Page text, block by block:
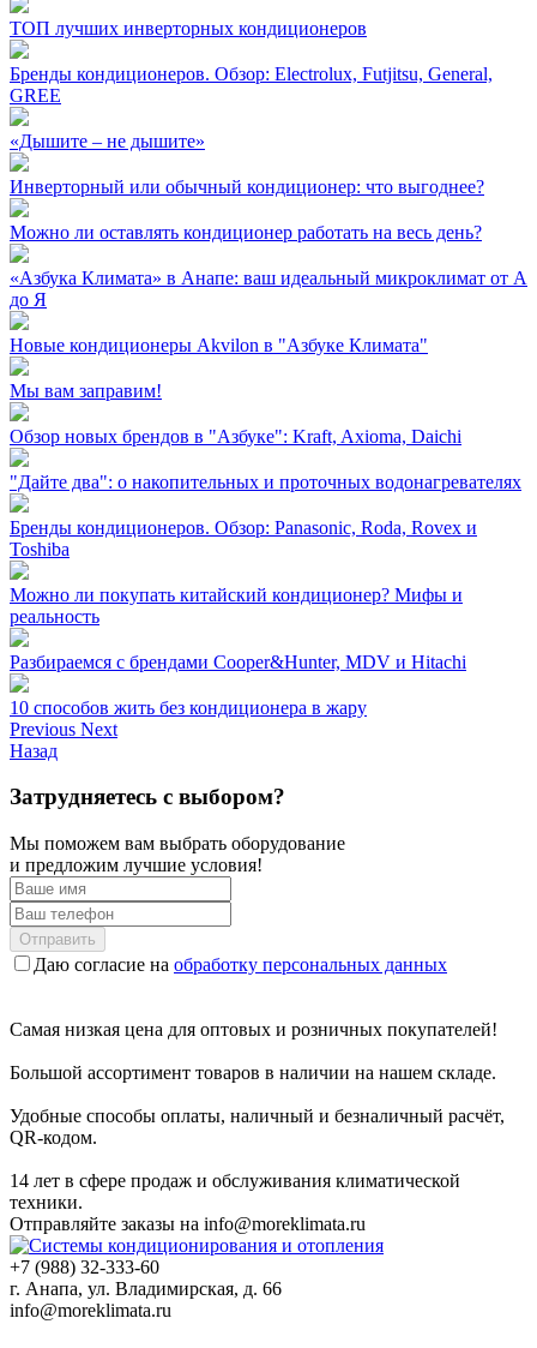
ТОП лучших инверторных кондиционеров
Бренды кондиционеров. Обзор: Electrolux, Futjitsu, General,
GREE
«Дышите – не дышите»
Инверторный или обычный кондиционер: что выгоднее?
Можно ли оставлять кондиционер работать на весь день?
«Азбука Климата» в Анапе: ваш идеальный микроклимат от А
до Я
Новые кондиционеры Akvilon в "Азбуке Климата"
Мы вам заправим!
Обзор новых брендов в "Азбуке": Kraft, Axioma, Daichi
"Дайте два": о накопительных и проточных водонагревателях
Бренды кондиционеров. Обзор: Panasonic, Roda, Rovex и
Toshiba
Можно ли покупать китайский кондиционер? Мифы и
реальность
Разбираемся с брендами Cooper&Hunter, MDV и Hitachi
10 способов жить без кондиционера в жару
Previous Next
Назад
Затрудняетесь с выбором?
Мы поможем вам выбрать оборудование
и предложим лучшие условия!
Отправить
Даю согласие на обработку персональных данных
Самая низкая цена для оптовых и розничных покупателей!
Большой ассортимент товаров в наличии на нашем складе.
Удобные способы оплаты, наличный и безналичный расчёт,
QR-кодом.
14 лет в сфере продаж и обслуживания климатической
техники.
Отправляйте заказы на info@moreklimata.ru
+7 (988) 32-333-60
г. Анапа, ул. Владимирская, д. 66
info@moreklimata.ru